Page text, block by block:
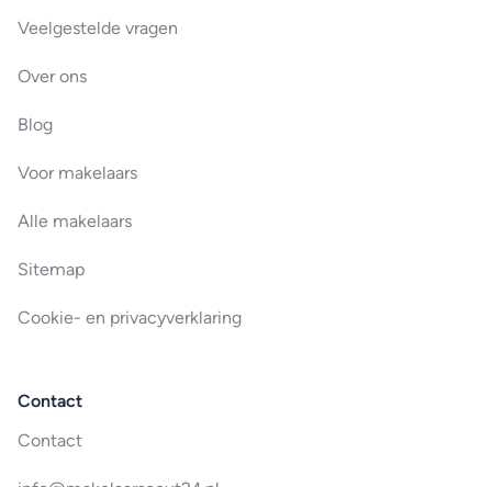
Veelgestelde vragen
Over ons
Blog
Voor makelaars
Alle makelaars
Sitemap
Cookie- en privacyverklaring
Contact
Contact